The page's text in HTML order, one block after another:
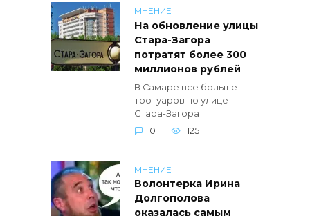
МНЕНИЕ
На обновление улицы
Стара-Загора
потратят более 300
миллионов рублей
В Самаре все больше
тротуаров по улице
Стара-Загора
0
125
МНЕНИЕ
Волонтерка Ирина
Долгополова
оказалась самым